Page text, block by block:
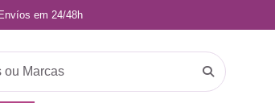
Envíos em 24/48h